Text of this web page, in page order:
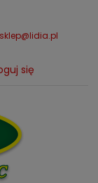
sklep@lidia.pl
się